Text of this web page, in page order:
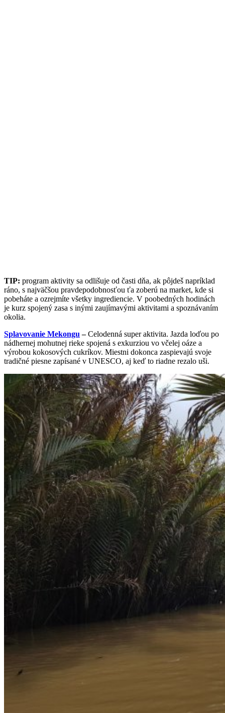
TIP: program aktivity sa odlišuje od časti dňa, ak pôjdeš napríklad
ráno, s najväčšou pravdepodobnosťou ťa zoberú na market, kde si
pobeháte a ozrejmíte všetky ingrediencie. V poobedných hodinách
je kurz spojený zasa s inými zaujímavými aktivitami a spoznávaním
okolia.
Splavovanie Mekongu –Celodenná super aktivita. Jazda loďou po
nádhernej mohutnej rieke spojená s exkurziou vo včelej oáze a
výrobou kokosových cukríkov. Miestni dokonca zaspievajú svoje
tradičné piesne zapísané v UNESCO, aj keď to riadne rezalo uši.